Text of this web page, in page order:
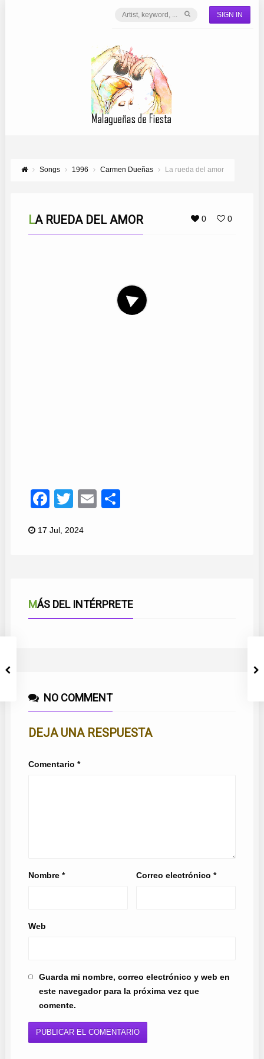
SIGN IN
Songs 1996 Carmen Dueñas La rueda del amor
0 0
LA RUEDA DEL AMOR
Facebook
TwitterEmail
17 Jul, 2024
MÁS DEL INTÉRPRETE
NO COMMENT
DEJA UNA RESPUESTA
Comentario *
Nombre * Correo electrónico*
Web
Guarda mi nombre, correo electrónico y web en
este navegador para la próxima vez que
comente.